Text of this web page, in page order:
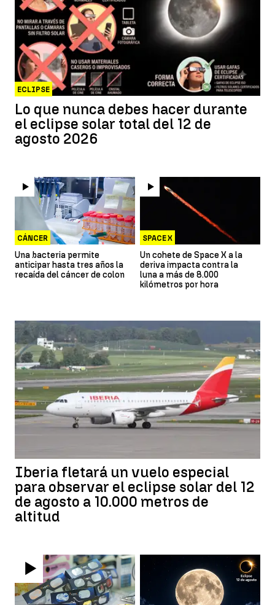
ECLIPSE
Lo que nunca debes hacer durante
el eclipse solar total del 12 de
agosto 2026
CÁNCER
Una bacteria permite
anticipar hasta tres años la
recaída del cáncer de colon
SPACE X
Un cohete de Space X a la
deriva impacta contra la
luna a más de 8.000
kilómetros por hora
Iberia fletará un vuelo especial
para observar el eclipse solar del 12
de agosto a 10.000 metros de
altitud